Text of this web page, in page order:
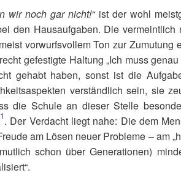
wir noch gar nicht!“ist der wohl
den Haus­auf­ga­ben. Die ver­meint­lich
vor­wurfs­vol­lem Ton zur Zumu­tung
gefes­tig­te Hal­tung „Ich muss
gehabt haben, sonst ist die
ver­ständ­lich sein, sie
die Schu­le an die­ser Stel­le
1. Der Ver­dacht liegt nahe: Die dem
am Lösen neu­er Pro­ble­me – am
schon über Gene­ra­tio­nen)